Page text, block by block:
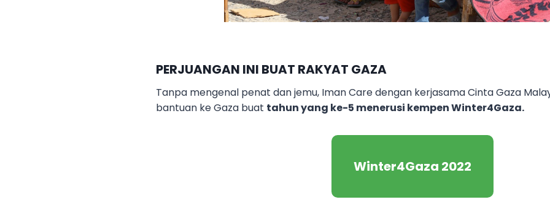
PERJUANGAN INI BUAT RAKYAT GAZA
Tanpa mengenal penat dan jemu, Iman Care dengan kerjasama Cinta Gaza
bantuan ke Gaza buat tahun yang ke-5 menerusi kempen Winter4Gaza.
Winter4Gaza 2022